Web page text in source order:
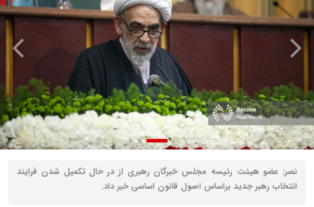
نصر: عضو هیئت رئیسه مجلس خبرگان رهبری از در حال تکمیل شدن فرایند
انتخاب رهبر جدید براساس اصول قانون اساسی خبر داد.